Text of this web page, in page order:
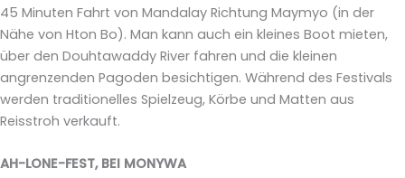
45 Minuten Fahrt von Mandalay Richtung Maymyo (in der
Nähe von Hton Bo). Man kann auch ein kleines Boot mieten,
über den Douhtawaddy River fahren und die kleinen
angrenzenden Pagoden besichtigen. Während des Festivals
werden traditionelles Spielzeug, Körbe und Matten aus
Reisstroh verkauft.
AH-LONE-FEST, BEI MONYWA